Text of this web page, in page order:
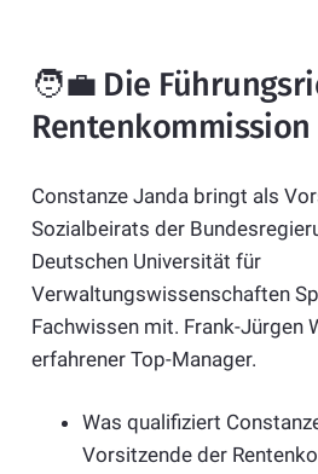
🧑‍💼 Die
Rentenkommission
Constanze Janda bringt als
Sozialbeirats der
Deutschen Universität für
Verwaltungswissenschaften
Fachwissen mit. Frank-Jürgen
erfahrener Top-Manager.
Was qualifiziert
Vorsitzende der